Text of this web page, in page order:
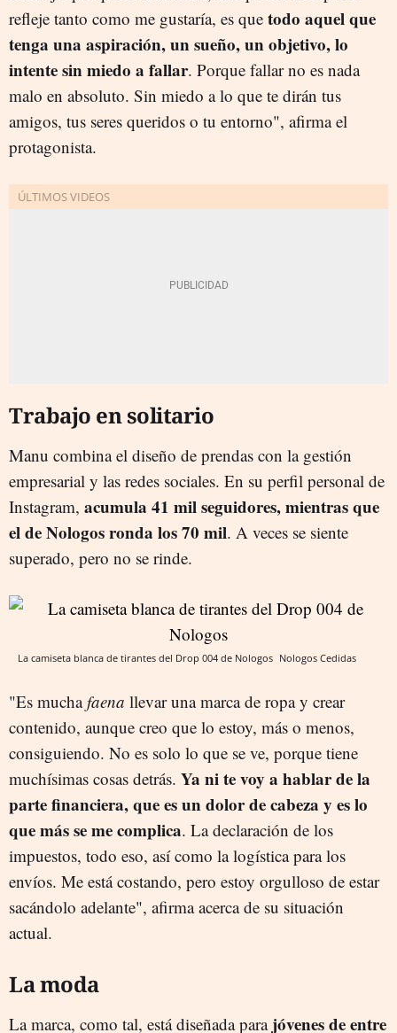
refleje tanto como me gustaría, es que todo aquel que
tenga una aspiración, un sueño, un objetivo, lo
intente sin miedo a fallar. Porque fallar no es nada
malo en absoluto. Sin miedo a lo que te dirán tus
amigos, tus seres queridos o tu entorno", afirma el
protagonista.
Trabajo en solitario
Manu combina el diseño de prendas con la gestión
empresarial y las redes sociales. En su perfil personal de
Instagram, acumula 41 mil seguidores, mientras que
el de Nologos ronda los 70 mil. A veces se siente
superado, pero no se rinde.
La camiseta blanca de tirantes del Drop 004 de Nologos Nologos Cedidas
"Es muchafaena llevar una marca de ropa y crear
contenido, aunque creo que lo estoy, más o menos,
consiguiendo. No es solo lo que se ve, porque tiene
muchísimas cosas detrás. Ya ni te voy a hablar de la
parte financiera, que es un dolor de cabeza y es lo
que más se me complica. La declaración de los
impuestos, todo eso, así como la logística para los
envíos. Me está costando, pero estoy orgulloso de estar
sacándolo adelante", afirma acerca de su situación
actual.
La moda
La marca, como tal, está diseñada para jóvenes de entre